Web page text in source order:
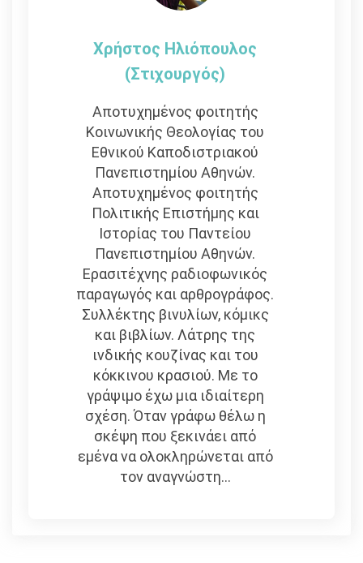
Χρήστος Ηλιόπουλος
(στιχουργός)
Αποτυχημένος φοιτητής
Κοινωνικής Θεολογίας του
Εθνικού Καποδιστριακού
Πανεπιστημίου Αθηνών.
Αποτυχημένος φοιτητής
Πολιτικής Επιστήμης και
Ιστορίας του Παντείου
Πανεπιστημίου Αθηνών.
Ερασιτέχνης ραδιοφωνικός
παραγωγός και αρθρογράφος.
Συλλέκτης βινυλίων, κόμικς
και βιβλίων. Λάτρης της
ινδικής κουζίνας και του
κόκκινου κρασιού. Με το
γράψιμο έχω μια ιδιαίτερη
σχέση. Όταν γράφω θέλω η
σκέψη που ξεκινάει από
εμένα να ολοκληρώνεται από
τον αναγνώστη...